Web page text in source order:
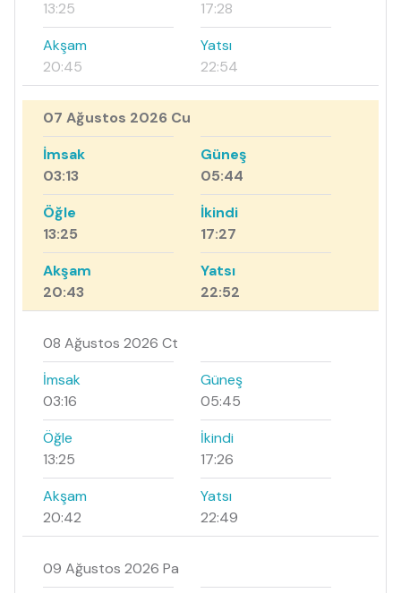
13:25
17:28
Akşam
20:45
Yatsı
22:54
07 Ağustos 2026 Cu
İmsak
03:13
Güneş
05:44
Öğle
13:25
İkindi
17:27
Akşam
20:43
Yatsı
22:52
08 Ağustos 2026 Ct
İmsak
03:16
Güneş
05:45
Öğle
13:25
İkindi
17:26
Akşam
20:42
Yatsı
22:49
09 Ağustos 2026 Pa